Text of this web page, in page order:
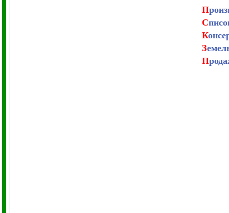
П
С
К
З
П